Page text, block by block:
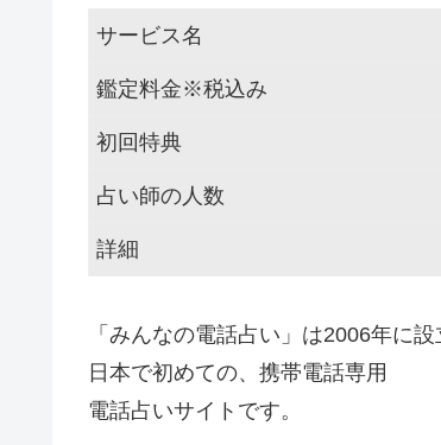
サービス名
鑑定料金※税込み
初回特典
占い師の人数
詳細
「みんなの電話占い」は2006年に設
日本で初めての、携帯電話専用
電話占いサイトです。